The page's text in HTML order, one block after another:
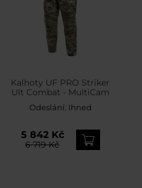
Kalhoty UF PRO Striker
Ult Combat - MultiCam
Odeslání: Ihned
5 842 Kč
6 719 Kč